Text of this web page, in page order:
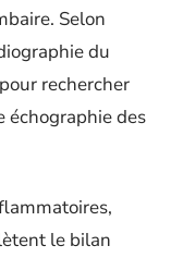
Selon
du
rechercher
échographie des
le bilan